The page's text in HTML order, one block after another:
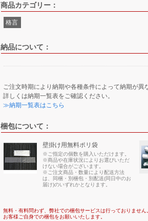
商品カテゴリー：
格言
納品について：
ご注文時期により納期や各種条件によって納期が異
詳しくは納期一覧表をご確認ください。
≫納期一覧表はこちら
梱包について：
壁掛け用無料ポリ袋
※ご指定の個数を購入いただけます。
※商品や在庫状況によりお選びいただ
けない場合がございます。
※ご注文商品・数量により配送方法
は、同梱・別梱包・別配送(同日中のお
届け)のいずれかとなります。
無料・有料問わず、弊社での梱包サービスは行っておりません
お客様ご自身での梱包をお願いいたします。